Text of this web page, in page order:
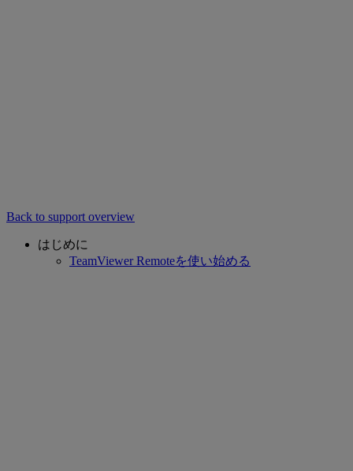
Back to support overview
はじめに
TeamViewer Remoteを使い始める